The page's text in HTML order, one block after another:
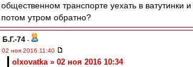
общественном транспорте уехать в ватутинки и
потом утром обратно?
Б.Г.-74 -
02 ноя 2016 11:40
olxovatka » 02 ноя 2016 10:34